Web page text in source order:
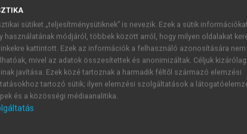
után a
ÚJ FIÓK
1 óra
sütiket „teljesítménysütiknek” is nevezik. Ezek a sütik
használatának módjáról, többek között arról, hogy milyen oldalakat
kattintott. Ezek az információk a felhasználó azonosítására nem
mivel az adatok összesítettek és anonimizáltak. Céljuk
javítása. Ezek közé tartoznak a harmadik féltől származó elemzési
tartozó sütik; ilyen elemzési szolgáltatások a
és a közösségi médiaanalitika.